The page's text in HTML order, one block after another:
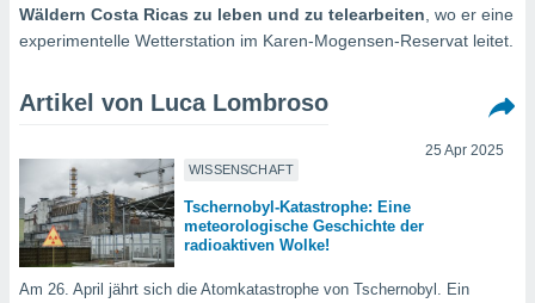
und
davon, ob
oder
es uns
das
der
Wäldern Costa Ricas zu leben und zu telearbeiten, wo er eine
experimentelle Wetterstation im Karen-Mogensen-Reservat leitet.
Artikel von Luca Lombroso
WISSENSCHAFT
25 Apr 2025
Tschernobyl-Katastrophe: Eine
meteorologische Geschichte der
radioaktiven Wolke!
Am 26. April jährt sich die Atomkatastrophe von Tschernobyl. Ein